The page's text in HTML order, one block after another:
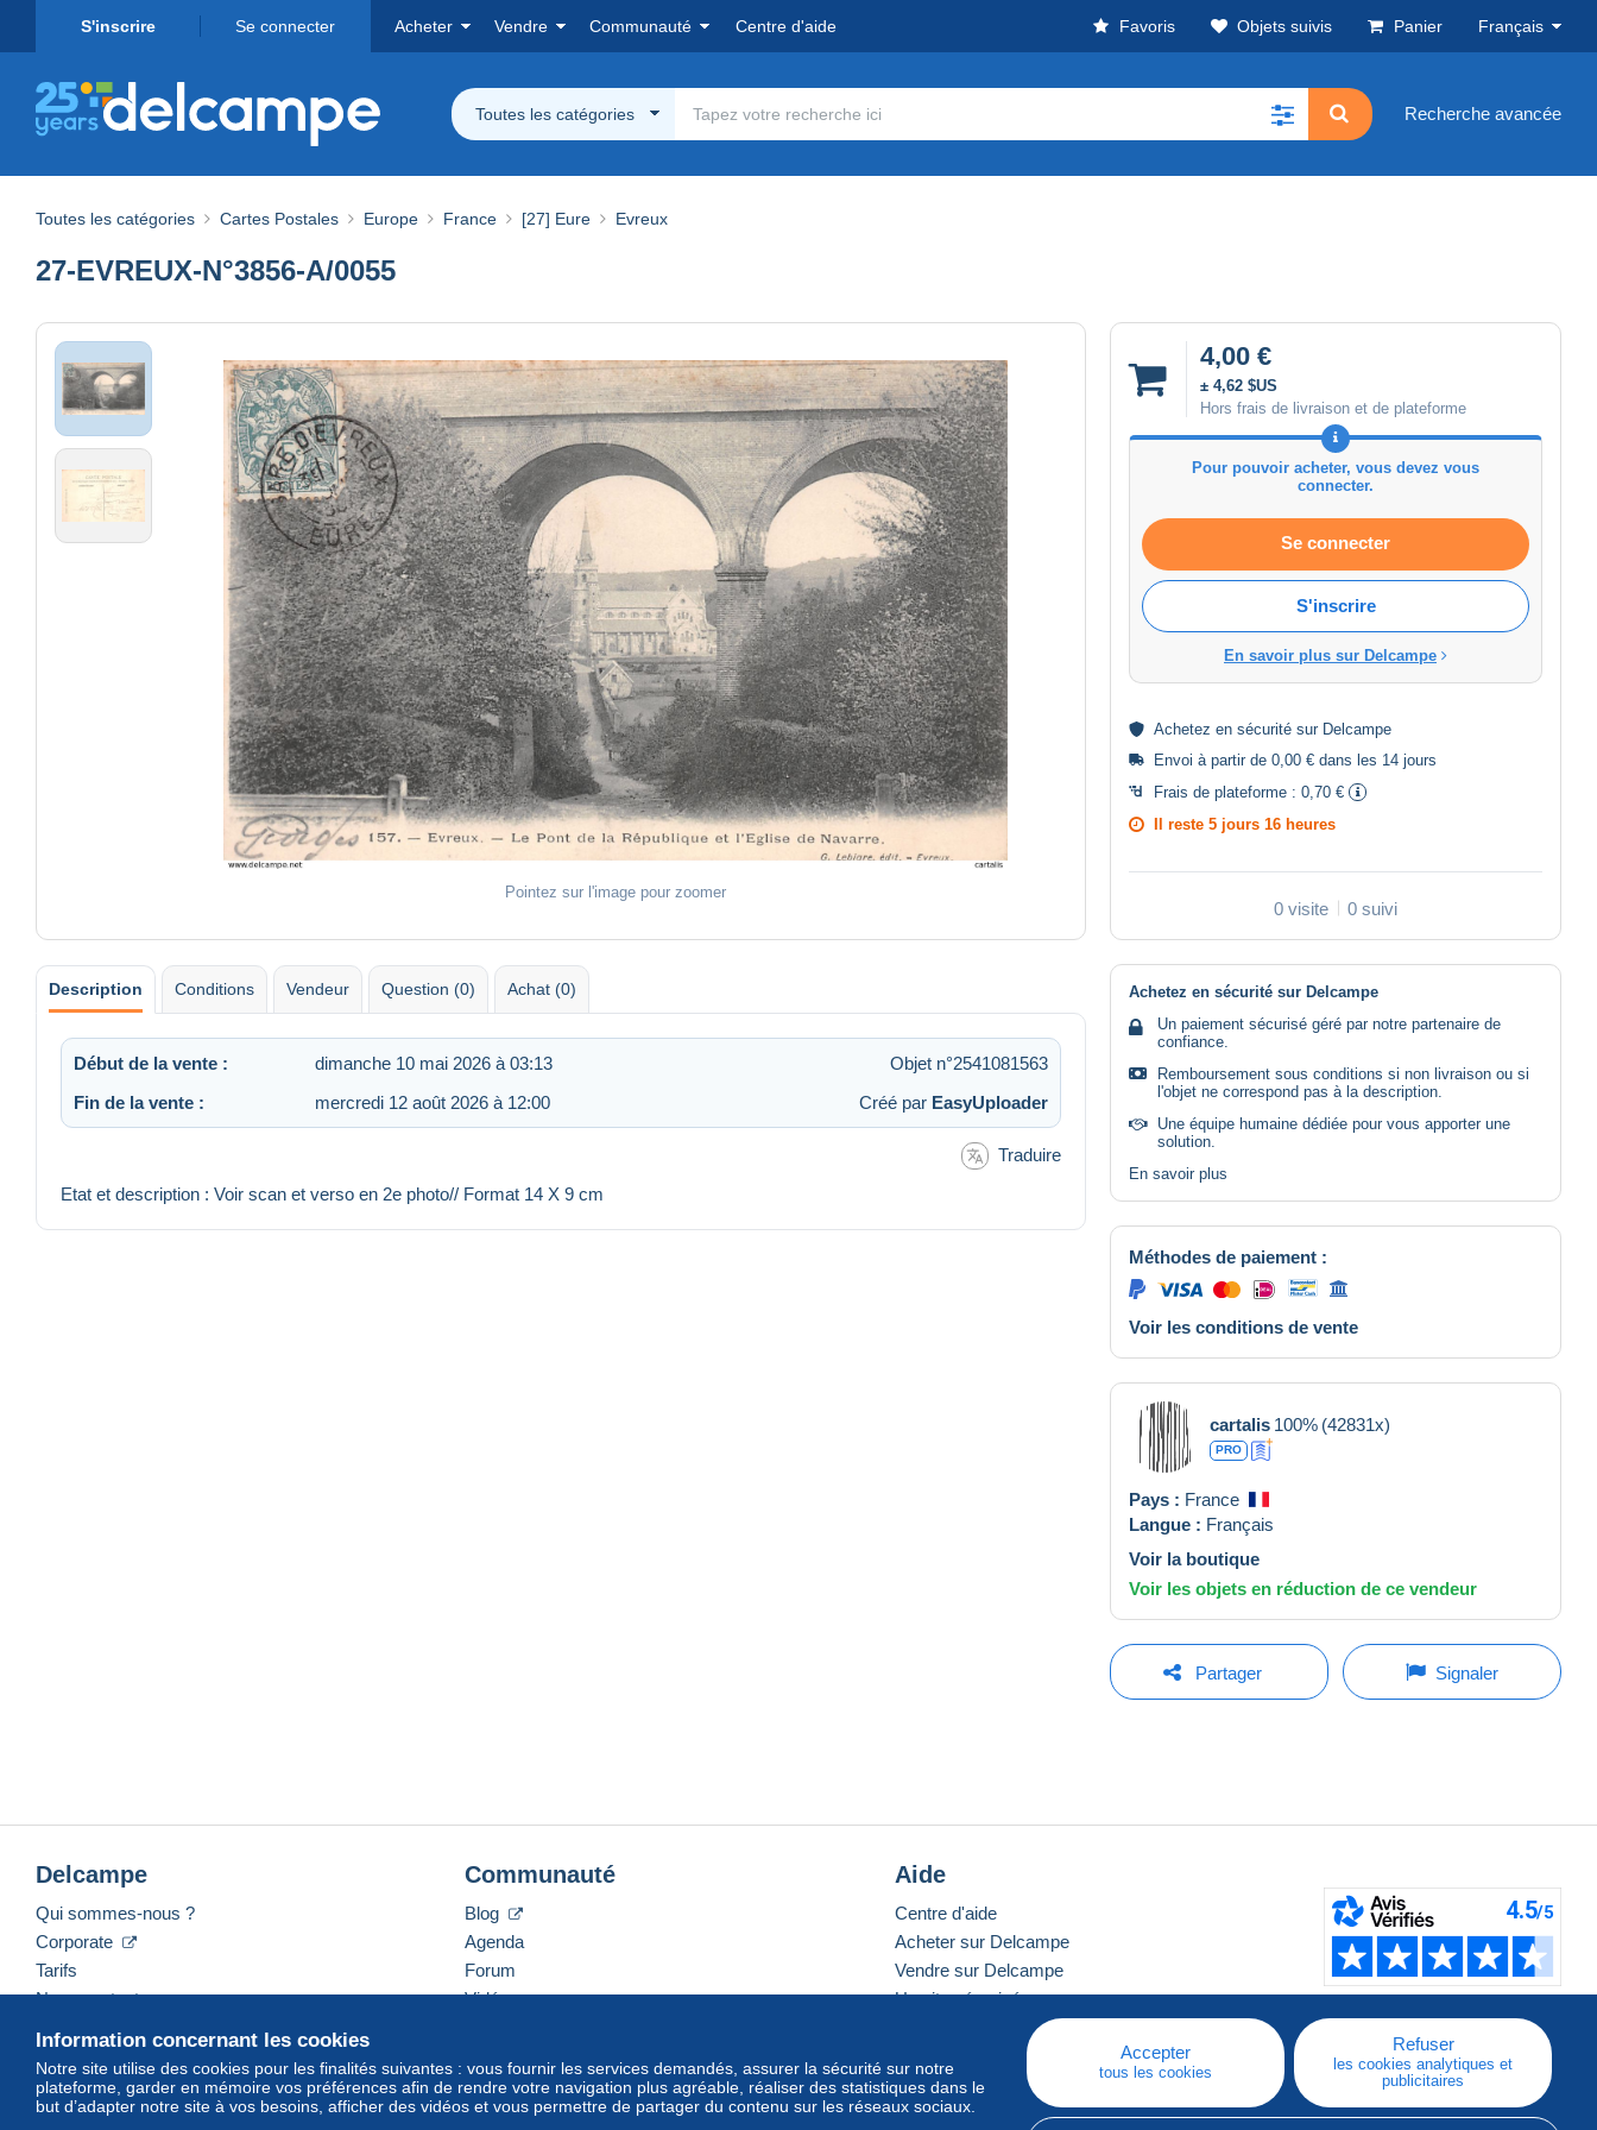
S'inscrire Se connecter Acheter Vendre Communauté Centre d'aide Favoris Objets suivis Panier Français
Toutes les catégories Recherche avancée
Toutes les catégories Cartes Postales Europe France [27] Eure Evreux
27-EVREUX-N°3856-A/0055
Pointez sur l'image pour zoomer
4,00 €
± 4,62 $US
Hors frais de livraison et de plateforme
Pour pouvoir acheter, vous devez vous
connecter.
Se connecter
S'inscrire
En savoir plus sur Delcampe
Achetez en sécurité sur Delcampe
Envoi à partir de 0,00 € dans les 14 jours
Frais de plateforme : 0,70 €
Il reste 5 jours 16 heures
0 visite 0 suivi
Description Conditions Vendeur Question (0) Achat (0)
Début de la vente : dimanche 10 mai 2026 à 03:13
Objet n°2541081563
Fin de la vente :
mercredi 12 août 2026 à 12:00 Créé par EasyUploader
Traduire
Etat et description : Voir scan et verso en 2e photo// Format 14 X 9 cm
Achetez en sécurité sur Delcampe
Un paiement sécurisé géré par notre partenaire de
confiance.
Remboursement sous conditions si non livraison ou si
l'objet ne correspond pas à la description.
Une équipe humaine dédiée pour vous apporter une
solution.
En savoir plus
Méthodes de paiement :
Voir les conditions de vente
cartalis 100% (42831x)
PRO
Pays : France
Langue : Français
Voir la boutique
Voir les objets en réduction de ce vendeur
Partager Signaler
Information concernant les cookies
Notre site utilise des cookies pour les finalités suivantes : vous fournir les services demandés, assurer la sécurité sur notre
plateforme, garder en mémoire vos préférences afin de rendre votre navigation plus agréable, réaliser des statistiques dans le
but d’adapter notre site à vos besoins, afficher des vidéos et vous permettre de partager du contenu sur les réseaux sociaux.
Accepter
tous les cookies
Refuser
les cookies analytiques et
publicitaires
Delcampe
Qui sommes-nous ?
Corporate
Tarifs
Nous contacter
Communauté
Blog
Agenda
Forum
Vidéos
Aide
Centre d'aide
Acheter sur Delcampe
Vendre sur Delcampe
Un site sécurisé
Français USD America/Indiana/Vevay Mode standard